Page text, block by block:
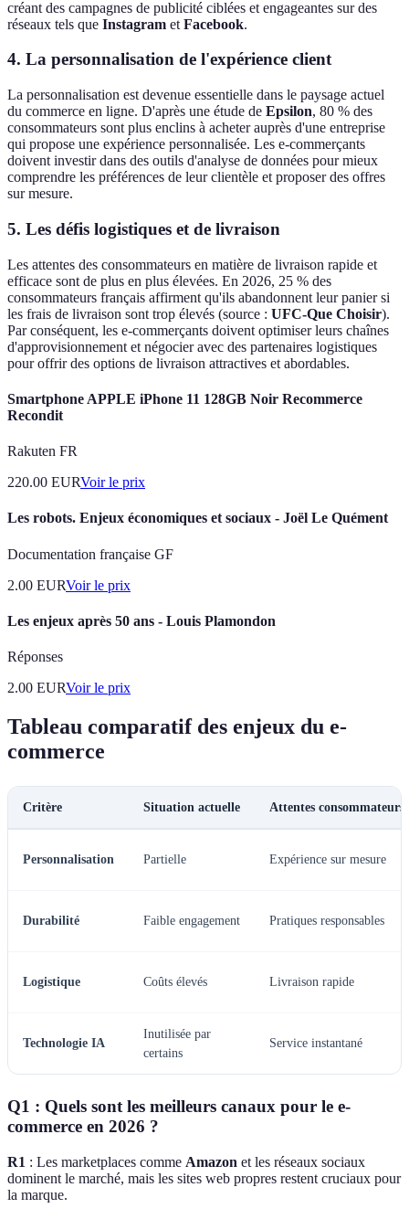
créant des campagnes de publicité ciblées et engageantes sur des
réseaux tels que Instagram et Facebook.
4. La personnalisation de l'expérience client
La personnalisation est devenue essentielle dans le paysage actuel
du commerce en ligne. D'après une étude de Epsilon, 80 % des
consommateurs sont plus enclins à acheter auprès d'une entreprise
qui propose une expérience personnalisée. Les e-commerçants
doivent investir dans des outils d'analyse de données pour mieux
comprendre les préférences de leur clientèle et proposer des offres
sur mesure.
5. Les défis logistiques et de livraison
Les attentes des consommateurs en matière de livraison rapide et
efficace sont de plus en plus élevées. En 2026, 25 % des
consommateurs français affirment qu'ils abandonnent leur panier si
les frais de livraison sont trop élevés (source : UFC-Que Choisir).
Par conséquent, les e-commerçants doivent optimiser leurs chaînes
d'approvisionnement et négocier avec des partenaires logistiques
pour offrir des options de livraison attractives et abordables.
Smartphone APPLE iPhone 11 128GB Noir Recommerce
Recondit
Rakuten FR
220.00 EURVoir le prix
Les robots. Enjeux économiques et sociaux - Joël Le Quément
Documentation française GF
2.00 EURVoir le prix
Les enjeux après 50 ans - Louis Plamondon
Réponses
2.00 EURVoir le prix
Tableau comparatif des enjeux du e-
commerce
Critère Situation actuelle Attentes consommateurs
Personnalisation Partielle Expérience sur mesure
Durabilité Faible engagement Pratiques responsables
Logistique Coûts élevés Livraison rapide
Technologie IA
Inutilisée par
certains
Service instantané
Q1 : Quels sont les meilleurs canaux pour le e-
commerce en 2026 ?
R1 : Les marketplaces comme Amazon et les réseaux sociaux
dominent le marché, mais les sites web propres restent cruciaux pour
la marque.